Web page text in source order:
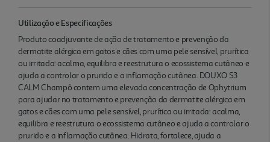
Utilização e Especificações
Produto coadjuvante de ação de tratamento e prevenção da
dermatite alérgica em gatos e cães com uma pele sensível, prurítica
ou irritada: acalma, equilibra e reestrutura o ecossistema cutâneo e
ajuda a controlar o prurido e a inflamação cutânea. DOUXO S3
CALM Champô contem uma elevada concentração de Ophytrium
para ajudar no tratamento e prevenção da dermatite alérgica em
gatos e cães com uma pele sensível, prurítica ou irritada: acalma,
equilibra e reestrutura o ecossistema cutâneo e ajuda a controlar o
prurido e a inflamação cutânea. Hidrata, fortalece, ajuda a